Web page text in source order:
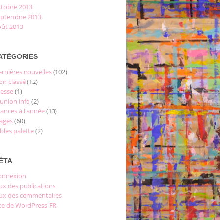
2013
2013
2013
nouvelles(102)
classé(12)
(1)
info (2)
à l'année(13)
(60)
palette(2)
des publications
des commentaires
de WordPress-FR